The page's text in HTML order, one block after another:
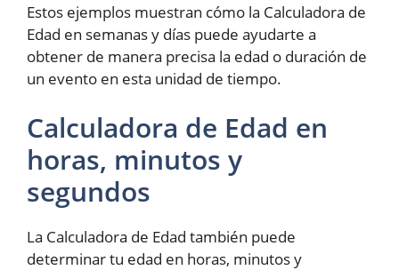
Estos ejemplos muestran cómo la Calculadora de
Edad en semanas y días puede ayudarte a
obtener de manera precisa la edad o duración de
un evento en esta unidad de tiempo.
Calculadora de Edad en
horas, minutos y
segundos
La Calculadora de Edad también puede
determinar tu edad en horas, minutos y